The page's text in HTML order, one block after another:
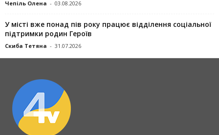
Чепіль Олена - 03.08.2026
У місті вже понад пів року працює відділення соціальної
підтримки родин Героїв
Скиба Тетяна - 31.07.2026